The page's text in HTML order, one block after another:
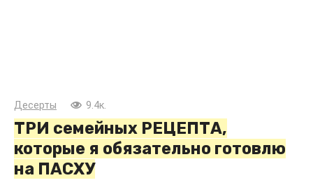
Десерты 9.4к.
ТРИ семейных РЕЦЕПТА,
которые я обязательно готовлю
на ПАСХУ